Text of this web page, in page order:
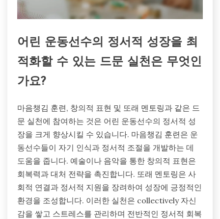
어린 운동선수의 정서적 성장을 최
적화할 수 있는 드문 실천은 무엇인
가요?
마음챙김 훈련, 창의적 표현 및 또래 멘토링과 같은 드
문 실천에 참여하는 것은 어린 운동선수의 정서적 성
장을 크게 향상시킬 수 있습니다. 마음챙김 훈련은 운
동선수들이 자기 인식과 정서적 조절을 개발하는 데
도움을 줍니다. 예술이나 음악을 통한 창의적 표현은
회복력과 대처 전략을 촉진합니다. 또래 멘토링은 사
회적 연결과 정서적 지원을 장려하여 성장에 긍정적인
환경을 조성합니다. 이러한 실천은 collectively 자신
감을 쌓고 스트레스를 관리하며 전반적인 정서적 회복